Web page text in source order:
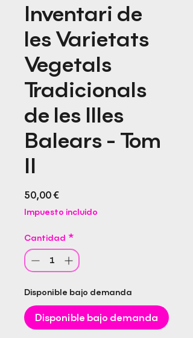
Inventari de
les Varietats
Vegetals
Tradicionals
de les Illes
Balears - Tom
II
50,00 €Precio
Impuesto incluido
Cantidad *
Disponible bajo demanda
Disponible bajo demanda